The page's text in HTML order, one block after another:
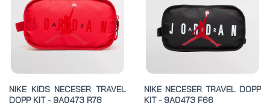
NIKE KIDS NECESER TRAVEL
DOPP KIT - 9A0473 R78
NIKE NECESER TRAVEL DOPP
KIT - 9A0473 F66